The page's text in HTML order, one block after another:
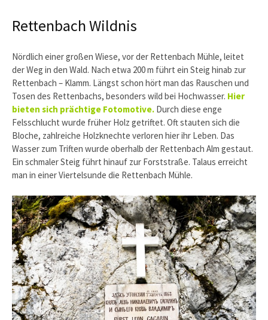
Rettenbach Wildnis
Nördlich einer großen Wiese, vor der Rettenbach Mühle, leitet
der Weg in den Wald. Nach etwa 200 m führt ein Steig hinab zur
Rettenbach – Klamm. Längst schon hört man das Rauschen und
Tosen des Rettenbachs, besonders wild bei Hochwasser. Hier
bieten sich prächtige Fotomotive. Durch diese enge
Felsschlucht wurde früher Holz getriftet. Oft stauten sich die
Bloche, zahlreiche Holzknechte verloren hier ihr Leben. Das
Wasser zum Triften wurde oberhalb der Rettenbach Alm gestaut.
Ein schmaler Steig führt hinauf zur Forststraße. Talaus erreicht
man in einer Viertelsunde die Rettenbach Mühle.